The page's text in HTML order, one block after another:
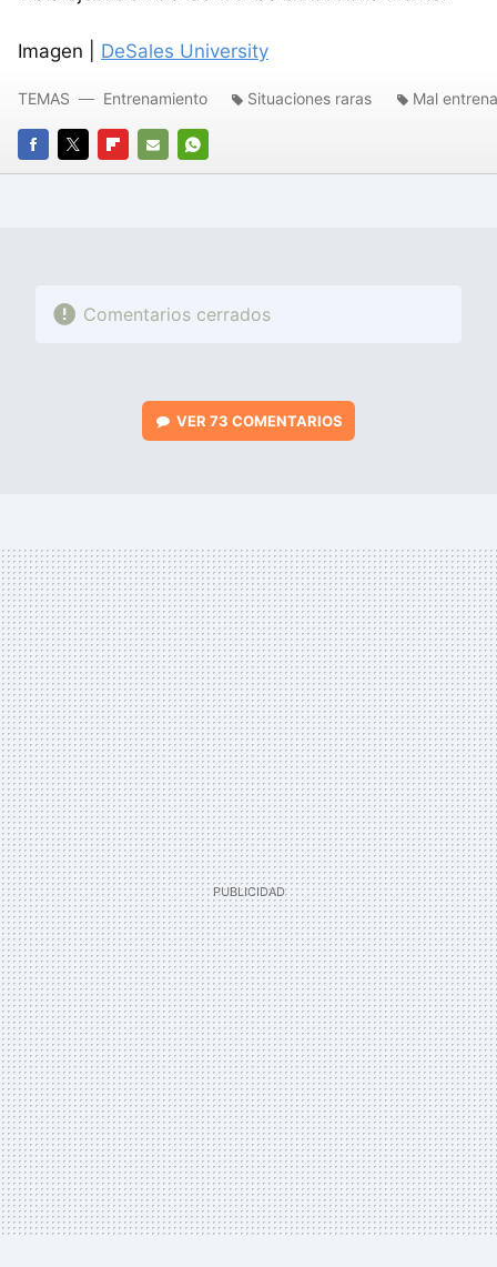
Imagen | DeSales University
FACEBOOK
TWITTERFLIPBOARD
E-
WHATSAPP
TEMAS Entrenamiento Situaciones raras Mal
Comentarios cerrados
VER 73 COMENTARIOS